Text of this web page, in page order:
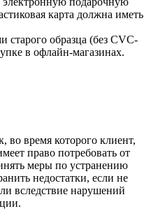
карта должна иметь
образца (без CVC-
в офлайн-магазинах.
во время которого клиент,
право потребовать от
меры по устранению
недостатки, если не
вследствие нарушений